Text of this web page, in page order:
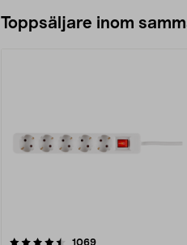
Toppsäljare inom
1069recensioner
4.5 av 5 stjärnor